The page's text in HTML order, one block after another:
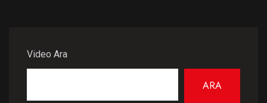
Video Ara
ARA